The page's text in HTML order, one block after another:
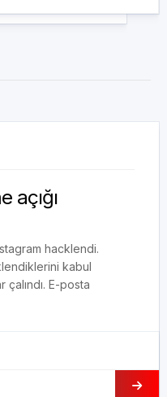
açığı
hacklendi.
kabul
E-posta